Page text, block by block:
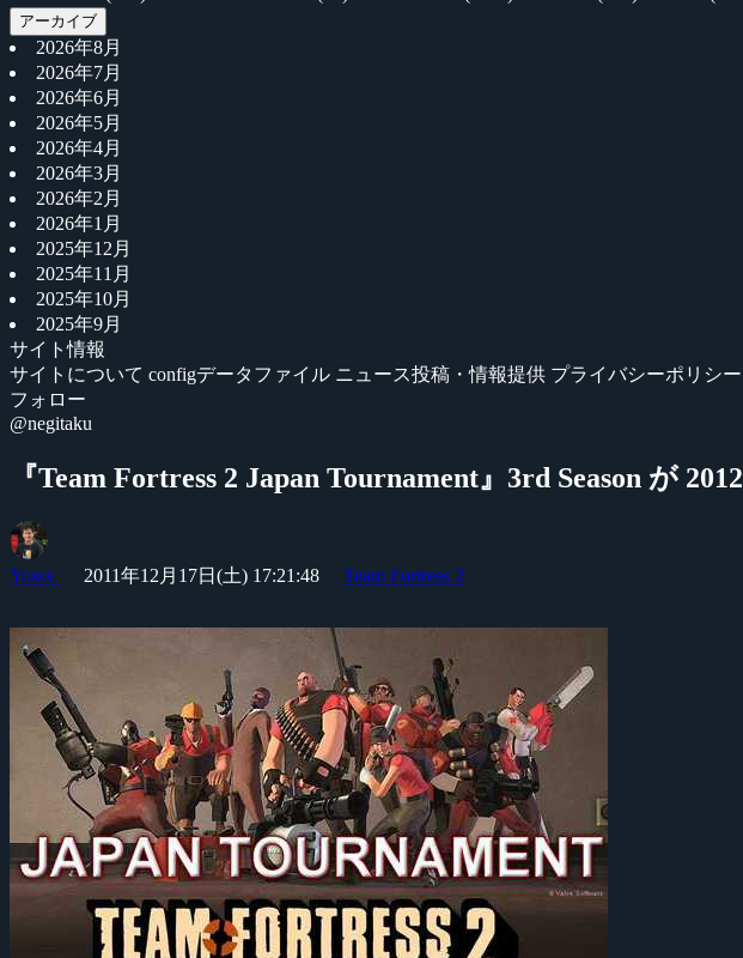
アーカイブ
2026年8月
2026年7月
2026年6月
2026年5月
2026年4月
2026年3月
2026年2月
2026年1月
2025年12月
2025年11月
2025年10月
2025年9月
サイト情報
サイトについて configデータファイル ニュース投稿・情報提供 プライバシーポリシー
フォロー
@negitaku
『Team Fortress 2 Japan Tournament』3rd Season が
Yossy 2011年12月17日(土) 17:21:48 Team Fortress 2